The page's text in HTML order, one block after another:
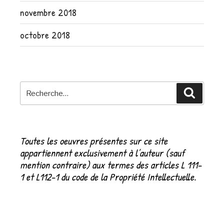
novembre 2018
octobre 2018
Recherche
pour
Toutes les oeuvres présentes sur ce site
appartiennent exclusivement à l’auteur (sauf
mention contraire) aux termes des articles L 111-
1 et L112-1 du code de la Propriété Intellectuelle.